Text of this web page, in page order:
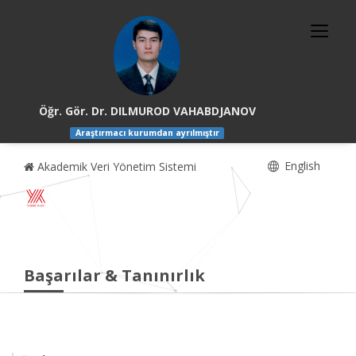
Öğr. Gör. Dr. DILMUROD VAHABDJANOV
Araştırmacı kurumdan ayrılmıştır
Akademik Veri Yönetim Sistemi English
Başarılar & Tanınırlık